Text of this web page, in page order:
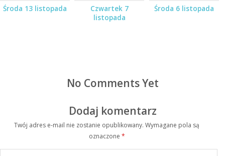
Środa 13 listopada
Czwartek 7
listopada
Środa 6 listopada
No Comments Yet
Dodaj komentarz
Twój adres e-mail nie zostanie opublikowany. Wymagane pola są
oznaczone *